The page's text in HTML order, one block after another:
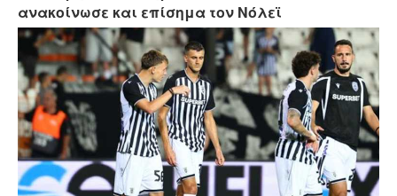
ανακοίνωσε και επίσημα τον Νόλεϊ